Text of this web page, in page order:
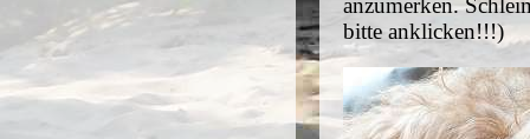
anzumerken.
bitte anklicken!!!)